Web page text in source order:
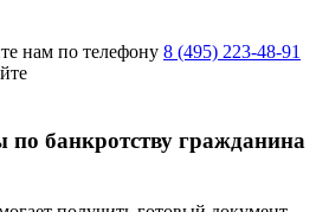
нам по телефону 8 (495) 223-48-91
по банкротству гражданина